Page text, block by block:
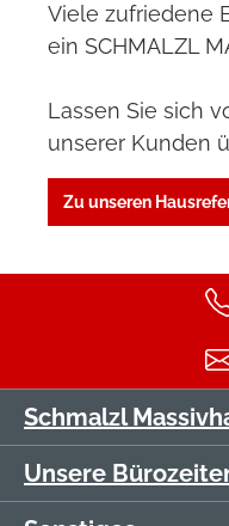
Viele zufriedene
ein SCHMALZL
Lassen Sie sich
unserer Kunden
Zu unseren
Schmalzl
Unsere